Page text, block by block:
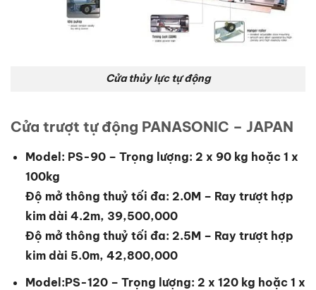
Cửa thủy lực tự động
Cửa trượt tự động PANASONIC – JAPAN
Model: PS-90 – Trọng lượng: 2 x 90 kg hoặc 1 x
100kg
Độ mở thông thuỷ tối đa: 2.0M – Ray trượt hợp
kim dài 4.2m, 39,500,000
Độ mở thông thuỷ tối đa: 2.5M – Ray trượt hợp
kim dài 5.0m, 42,800,000
Model:PS-120 – Trọng lượng: 2 x 120 kg hoặc 1 x